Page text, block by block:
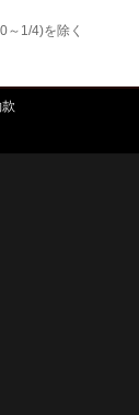
1/4)を除く